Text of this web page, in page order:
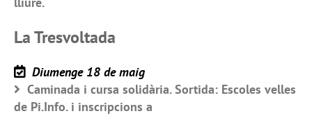
La Tresvoltada
Diumenge 18 de maig
Caminada i cursa solidària. Sortida: Escoles velles
de Pi.Info. i inscripcions a